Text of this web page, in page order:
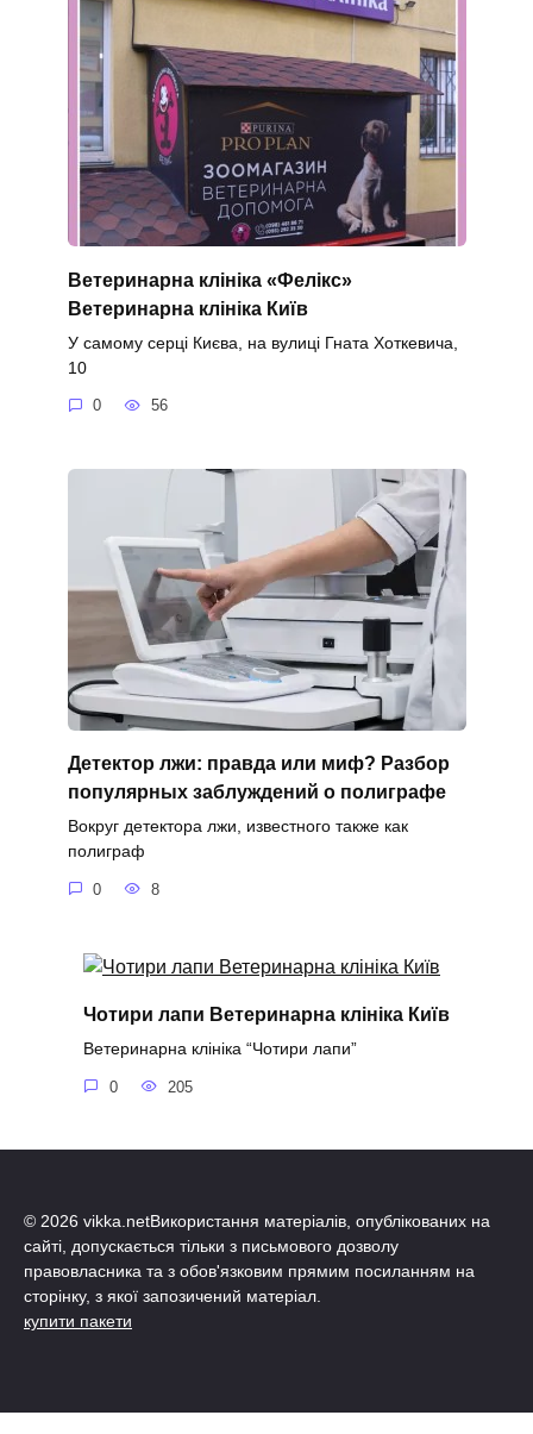
Ветеринарна клініка «Фелікс»
Ветеринарна клініка Київ
У самому серці Києва, на вулиці Гната Хоткевича,
10
0 56
Детектор лжи: правда или миф? Разбор
популярных заблуждений о полиграфе
Вокруг детектора лжи, известного также как
полиграф
0 8
Чотири лапи Ветеринарна клініка Київ
Ветеринарна клініка “Чотири лапи”
0 205
© 2026 vikka.netВикористання матеріалів, опублікованих на
сайті, допускається тільки з письмового дозволу
правовласника та з обов'язковим прямим посиланням на
сторінку, з якої запозичений матеріал.
купити пакети